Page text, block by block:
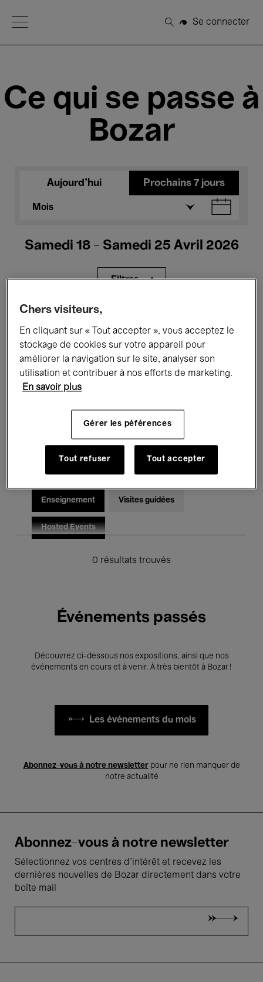
Open Menu
Rechercher
Se connecter
Ce qui se passe à
Bozar
Aujourd'hui Prochains 7 jours
Mois
Samedi 18 - Samedi 25 Avril 2026
Filtres
Expositions Films Performances
Rencontres & Débats Jazz
Musique électronique
Pour tous Kids’ Palace
Enseignement Visites guidées
Hosted Events
0 résultats trouvés
Événements passés
Découvrez ci-dessous nos expositions, ainsi que nos
événements en cours et à venir. À très bientôt à Bozar !
Les événements du mois
Abonnez-vous à notre newsletterpour ne rien manquer de
notre actualité
Abonnez-vous à notre newsletter
Sélectionnez vos centres d'intérêt et recevez les
dernières nouvelles de Bozar directement dans votre
boîte mail
Chers visiteurs,
En cliquant sur « Tout accepter », vous acceptez le
stockage de cookies sur votre appareil pour
améliorer la navigation sur le site, analyser son
utilisation et contribuer à nos efforts de marketing.
En savoir plus
Gérer les péférences
Tout refuser Tout accepter